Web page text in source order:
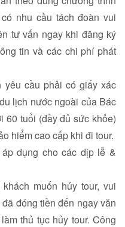
nhu cầu tách đoàn vui
tư vấn ngay khi đăng ký
tin và các chi phí phát
cầu phải có giấy xác
lịch nước ngoài của Bác
60 tuổi (đầy đủ sức khỏe)
hiểm cao cấp khi đi tour.
dụng cho các dịp lễ &
muốn hủy tour, vui
đóng tiền đến ngay văn
thủ tục hủy tour. Công